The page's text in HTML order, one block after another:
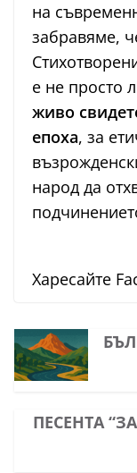
на
забравяме,
е не просто
живо
епоха, за
народ да
Харесайте
ПЕСЕНТА